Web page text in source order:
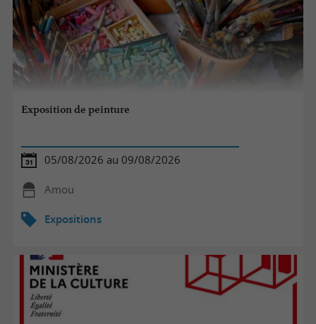
Exposition de peinture
05/08/2026 au 09/08/2026
Amou
Expositions